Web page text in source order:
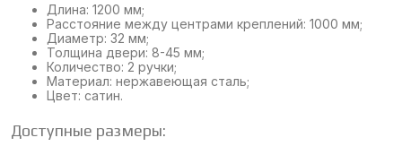
Длина: 1200 мм;
Расстояние между центрами креплений: 1000 мм;
Диаметр: 32 мм;
Толщина двери: 8-45 мм;
Количество: 2 ручки;
Материал: нержавеющая сталь;
Цвет: сатин.
Доступные размеры: